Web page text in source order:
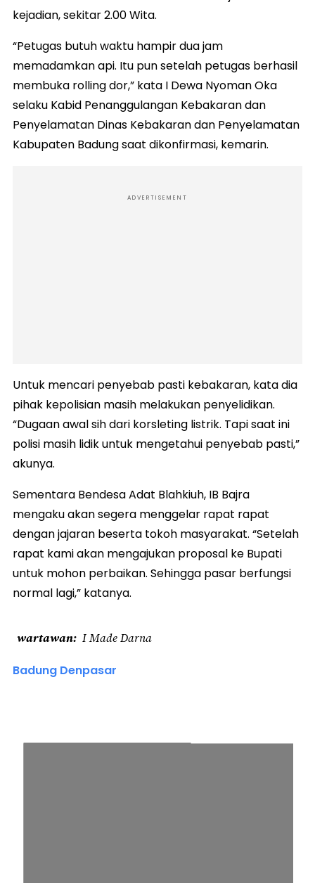
kejadian, sekitar 2.00 Wita.
“Petugas butuh waktu hampir dua jam
memadamkan api. Itu pun setelah petugas berhasil
membuka rolling dor,” kata I Dewa Nyoman Oka
selaku Kabid Penanggulangan Kebakaran dan
Penyelamatan Dinas Kebakaran dan Penyelamatan
Kabupaten Badung saat dikonfirmasi, kemarin.
ADVERTISEMENT
Untuk mencari penyebab pasti kebakaran, kata dia
pihak kepolisian masih melakukan penyelidikan.
“Dugaan awal sih dari korsleting listrik. Tapi saat ini
polisi masih lidik untuk mengetahui penyebab pasti,”
akunya.
Sementara Bendesa Adat Blahkiuh, IB Bajra
mengaku akan segera menggelar rapat rapat
dengan jajaran beserta tokoh masyarakat. “Setelah
rapat kami akan mengajukan proposal ke Bupati
untuk mohon perbaikan. Sehingga pasar berfungsi
normal lagi,” katanya.
wartawan I Made Darna
Badung Denpasar